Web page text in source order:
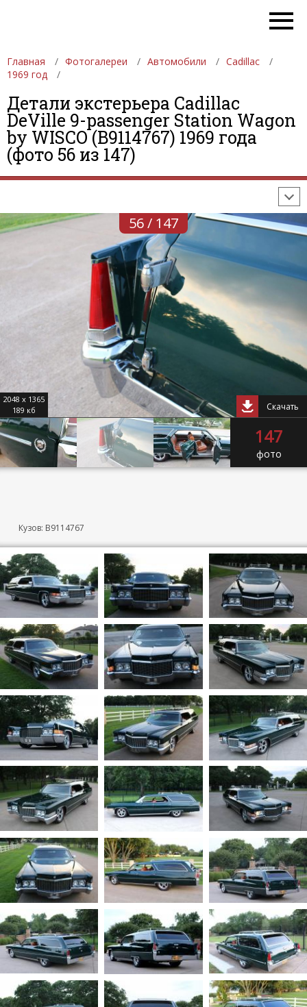
Главная Фотогалереи Автомобили
Cadillac
1969 год
Детали экстерьера Cadillac
DeVille 9-passenger Station Wagon
by WISCO (B9114767) 1969 года
(фото 56 из 147)
ФОТОГАЛЕРЕИ АВТОМОБИЛИ
ДЕВУШКИ
АВТОСАЛОНЫ
ФОРМУЛА-1
56 / 147
2048 x 1365
189 кб
Скачать
147
фото
Кузов: B9114767